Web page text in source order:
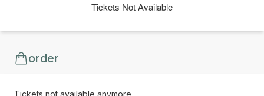
Tickets Not Available
order
Tickets not available anymore